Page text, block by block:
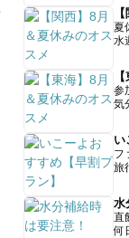
夏
水
参
気
い
フ
旅
水
直
何